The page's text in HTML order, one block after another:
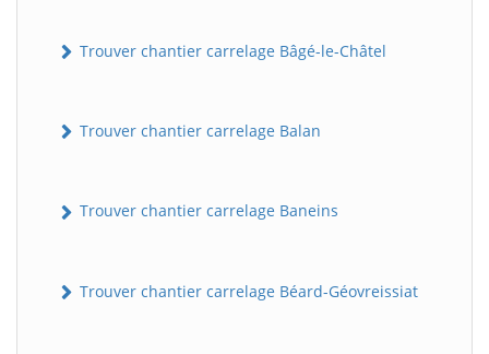
Trouver chantier carrelage Bâgé-le-Châtel
Trouver chantier carrelage Balan
Trouver chantier carrelage Baneins
Trouver chantier carrelage Béard-Géovreissiat